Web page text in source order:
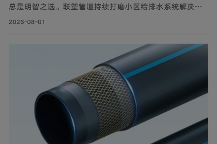
总是明智之选。联塑管道持续打磨小区给排水系统解决方
案，推出仿生抗垢系列家装PE-RT采暖管，既满足家庭冬
2026-08-01